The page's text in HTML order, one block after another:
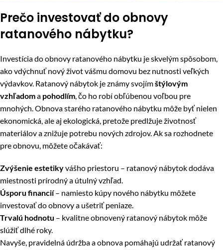
Prečo investovať do obnovy
ratanového nábytku?
Investícia do obnovy ratanového nábytku je skvelým spôsobom,
ako vdýchnuť nový život vášmu domovu bez nutnosti veľkých
výdavkov. Ratanový nábytok je známy svojímštýlovým
vzhľadoma pohodlím, čo ho robí obľúbenou voľbou pre
mnohých. Obnova starého ratanového nábytku môže byť nielen
ekonomická, ale aj ekologická, pretože predlžuje životnosť
materiálov a znižuje potrebu nových zdrojov. Ak sa rozhodnete
pre obnovu, môžete očakávať:
Zvýšenie estetikyvášho priestoru – ratanový nábytok dodáva
miestnosti prírodný a útulný vzhľad.
Úsporu financií– namiesto kúpy nového nábytku môžete
investovať do obnovy a ušetriť peniaze.
Trvalú hodnotu – kvalitne obnovený ratanový nábytok môže
slúžiť dlhé roky.
Navyše, pravidelná údržba a obnova pomáhajú udržať ratanový